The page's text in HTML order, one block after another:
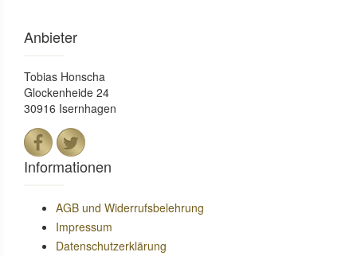
Anbieter
Tobias Honscha
Glockenheide 24
30916 Isernhagen
Informationen
AGB und Widerrufsbelehrung
Impressum
Datenschutzerklärung